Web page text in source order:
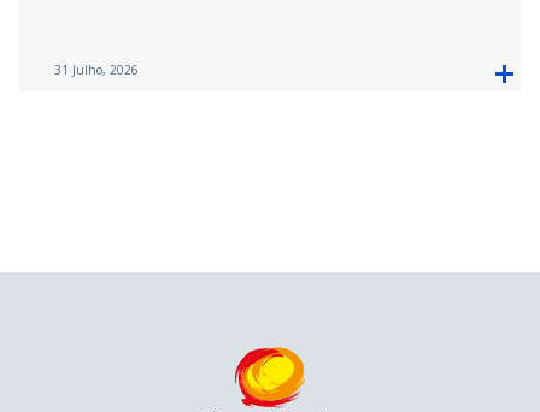
31 Julho, 2026